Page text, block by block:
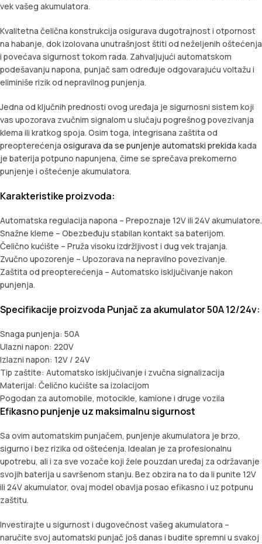
vek vašeg akumulatora.
Kvalitetna čelična konstrukcija osigurava dugotrajnost i otpornost
na habanje, dok izolovana unutrašnjost štiti od neželjenih oštećenja
i povećava sigurnost tokom rada. Zahvaljujući automatskom
podešavanju napona, punjač sam određuje odgovarajuću voltažu i
eliminiše rizik od nepravilnog punjenja.
Jedna od ključnih prednosti ovog uređaja je sigurnosni sistem koji
vas upozorava zvučnim signalom u slučaju pogrešnog povezivanja
klema ili kratkog spoja. Osim toga, integrisana zaštita od
preopterećenja osigurava da se punjenje automatski prekida kada
je baterija potpuno napunjena, čime se sprečava prekomerno
punjenje i oštećenje akumulatora.
Karakteristike proizvoda:
Automatska regulacija napona – Prepoznaje 12V ili 24V akumulatore.
Snažne kleme – Obezbeđuju stabilan kontakt sa baterijom.
Čelično kućište – Pruža visoku izdržljivost i dug vek trajanja.
Zvučno upozorenje – Upozorava na nepravilno povezivanje.
Zaštita od preopterećenja – Automatsko isključivanje nakon
punjenja.
Specifikacije proizvoda Punjač za akumulator 50A 12/24v:
Snaga punjenja: 50A
Ulazni napon: 220V
Izlazni napon: 12V / 24V
Tip zaštite: Automatsko isključivanje i zvučna signalizacija
Materijal: Čelično kućište sa izolacijom
Pogodan za automobile, motocikle, kamione i druge vozila
Efikasno punjenje uz maksimalnu sigurnost
Sa ovim automatskim punjačem, punjenje akumulatora je brzo,
sigurno i bez rizika od oštećenja. Idealan je za profesionalnu
upotrebu, ali i za sve vozače koji žele pouzdan uređaj za održavanje
svojih baterija u savršenom stanju. Bez obzira na to da li punite 12V
ili 24V akumulator, ovaj model obavlja posao efikasno i uz potpunu
zaštitu.
Investirajte u sigurnost i dugovečnost vašeg akumulatora –
naručite svoj automatski punjač još danas i budite spremni u svakoj